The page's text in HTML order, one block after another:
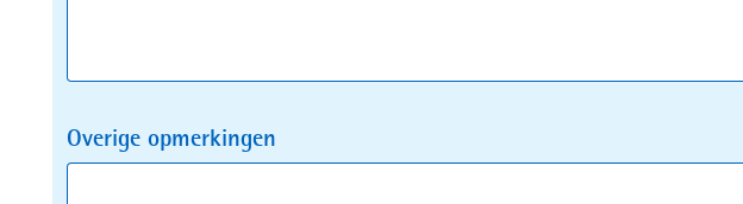
Overige opmerkingen